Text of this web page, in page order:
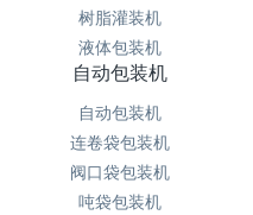
树脂灌装机
液体包装机
自动包装机
自动包装机
连卷袋包装机
阀口袋包装机
吨袋包装机